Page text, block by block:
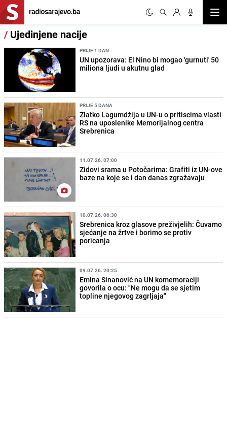
/ Ujedinjene nacije
PRIJE 1 DAN
UN upozorava: El Nino bi mogao 'gurnuti' 50
miliona ljudi u akutnu glad
PRIJE 5 DANA
Zlatko Lagumdžija u UN-u o pritiscima vlasti
RS na uposlenike Memorijalnog centra
Srebrenica
11.07.26. 07:00
Zidovi srama u Potočarima: Grafiti iz UN-ove
baze na koje se i dan danas zgražavaju
10.07.26. 06:30
Srebrenica kroz glasove preživjelih: Čuvamo
sjećanje na žrtve i borimo se protiv
poricanja
09.07.26. 20:25
Emina Sinanović na UN komemoraciji
govorila o ocu: "Ne mogu da se sjetim
topline njegovog zagrljaja"